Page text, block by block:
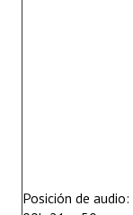
Posición de audio: